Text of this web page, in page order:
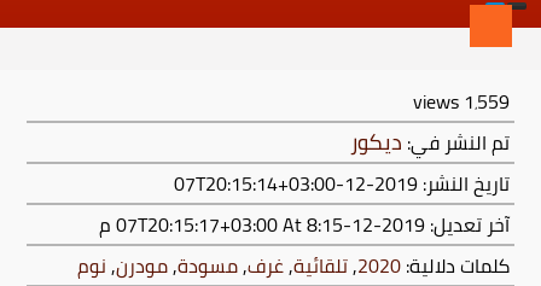
1٬559 views
تم النشر في: ديكور
تاريخ النشر: 2019-12-07T20:15:14+03:00
آخر تعديل:2019-12-07T20:15:17+03:00
At 8:15 م
كلمات دلالية:2020
,تلقائية,غرف,مسودة,مودرن,نوم